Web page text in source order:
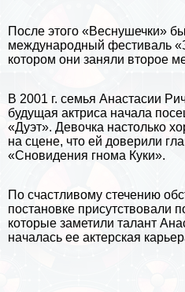
После этого «Веснушечки»
международный фестиваль
котором они заняли второе
В 2001 г. семья Анастасии
будущая актриса начала
«Дуэт». Дeвoчка настолько
на сцене, что ей доверили
«Сновидения гнома Куки».
По счастливому стечению
постановке присутствовали
которые заметили талант
началась ее актерская